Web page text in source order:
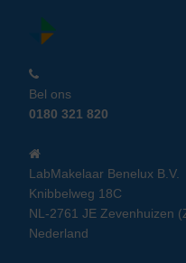
Bel ons
0180 321 820
LabMakelaar Benelux B.V.
Knibbelweg 18C
NL-2761 JE Zevenhuizen
Nederland